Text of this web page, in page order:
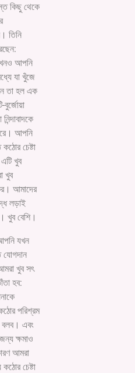
কিছু থেকে
তিনি
আপনি
যা খুঁজে
তা হল এক
বুর্জোয়া
আপনি
চেষ্টা
খুব
খুব
আমাদের
লড়াই
খুব বেশি।
যখন
যোগদান
খুব সৎ
হব:
পরিশ্রম
এবং
ক্ষমাও
আমরা
চেষ্টা